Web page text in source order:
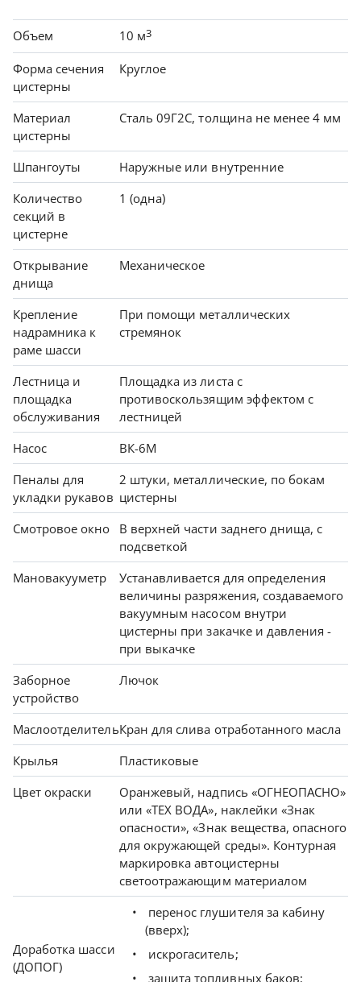
Объем 10 м3
Форма сечения
цистерны
Круглое
Материал
цистерны
Сталь 09Г2С, толщина не менее 4 мм
Шпангоуты
Наружные или внутренние
Количество
секций в
цистерне
1 (одна)
Открывание
днища
Механическое
Крепление
надрамника к
раме шасси
При помощи металлических
стремянок
Лестница и
площадка
обслуживания
Площадка из листа с
противоскользящим эффектом с
лестницей
Насос
ВК-6М
Пеналы для
укладки рукавов
2 штуки, металлические, по бокам
цистерны
Смотровое окно
В верхней части заднего днища, с
подсветкой
Мановакууметр
Устанавливается для определения
величины разряжения, создаваемого
вакуумным насосом внутри
цистерны при закачке и давления -
при выкачке
Заборное
устройство
Лючок
МаслоотделительКран для слива отработанного масла
Крылья
Пластиковые
Цвет окраски
Оранжевый, надпись «ОГНЕОПАСНО»
или «ТЕХ ВОДА», наклейки «Знак
опасности», «Знак вещества, опасного
для окружающей среды». Контурная
маркировка автоцистерны
светоотражающим материалом
Доработка шасси
(ДОПОГ)
перенос глушителя за кабину
(вверх);
искрогаситель;
защита топливных баков;